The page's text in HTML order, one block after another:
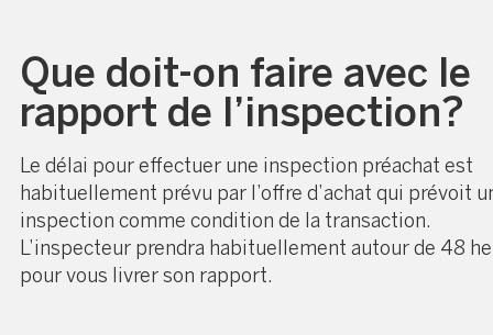
Que doit-on faire avec le
rapport de l’inspection?
Le délai pour effectuer une inspection préachat est
habituellement prévu par l’offre d’achat qui prévoit
inspection comme condition de la transaction.
L’inspecteur prendra habituellement autour de 48
pour vous livrer son rapport.